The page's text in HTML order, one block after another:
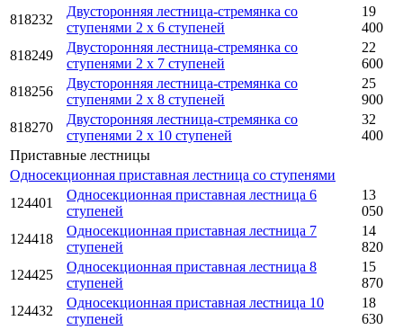
818232
Двусторонняя лестница-стремянка со
ступенями 2 x 6 ступеней
19
400
818249
Двусторонняя лестница-стремянка со
ступенями 2 x 7 ступеней
22
600
818256
Двусторонняя лестница-стремянка со
ступенями 2 x 8 ступеней
25
900
818270
Двусторонняя лестница-стремянка со
ступенями 2 x 10 ступеней
32
400
Приставные лестницы
Односекционная приставная лестница со ступенями
124401
Односекционная приставная лестница 6
ступеней
13
050
124418
Односекционная приставная лестница 7
ступеней
14
820
124425
Односекционная приставная лестница 8
ступеней
15
870
124432
Односекционная приставная лестница 10
ступеней
18
630